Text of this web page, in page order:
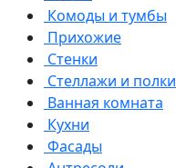
Комоды и тумбы
Прихожие
Стенки
Стеллажи и полки
Ванная комната
Кухни
Фасады